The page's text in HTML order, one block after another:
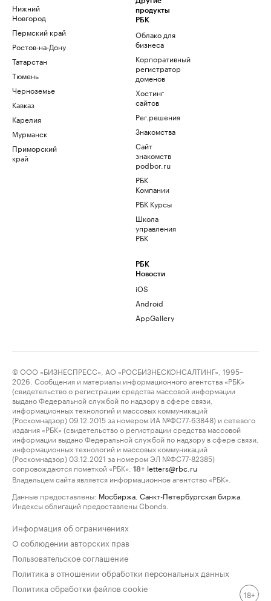
Нижний
Новгород
Пермский край
Ростов-на-Дону
Татарстан
Тюмень
Черноземье
Кавказ
Карелия
Мурманск
Приморский
край
продукты
РБК
Облако для
бизнеса
Корпоративный
регистратор
доменов
Хостинг
сайтов
Рег.решения
Знакомства
Сайт
знакомств
podbor.ru
РБК
Компании
РБК Курсы
Школа
управления
РБК
РБК
Новости
iOS
Android
AppGallery
© ООО «БИЗНЕСПРЕСС», АО «РОСБИЗНЕСКОНСАЛТИНГ», 1995–
2026. Сообщения и материалы информационного агентства «РБК»
(свидетельство о регистрации средства массовой информации
выдано Федеральной службой по надзору в сфере связи,
информационных технологий и массовых коммуникаций
(Роскомнадзор) 09.12.2015 за номером ИА №ФС77-63848) и сетевого
издания «РБК» (свидетельство о регистрации средства массовой
информации выдано Федеральной службой по надзору в сфере связи,
информационных технологий и массовых коммуникаций
(Роскомнадзор) 03.12.2021 за номером ЭЛ №ФС77-82385)
сопровождаются пометкой «РБК».
18+ letters@rbc.ru
Владельцем сайта является информационное агентство «РБК».
Данные предоставлены: Мосбиржа Санкт-Петербургская биржа
Индексы облигаций предоставлены Cbonds.
Информация об ограничениях
О соблюдении авторских прав
Пользовательское соглашение
Политика в отношении обработки персональных данных
Политика обработки файлов cookie
18+